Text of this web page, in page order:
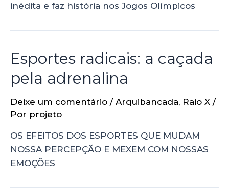
inédita e faz história nos Jogos Olímpicos
Esportes radicais: a caçada
pela adrenalina
Deixe um comentário / Arquibancada, Raio X /
Por projeto
OS EFEITOS DOS ESPORTES QUE MUDAM
NOSSA PERCEPÇÃO E MEXEM COM NOSSAS
EMOÇÕES